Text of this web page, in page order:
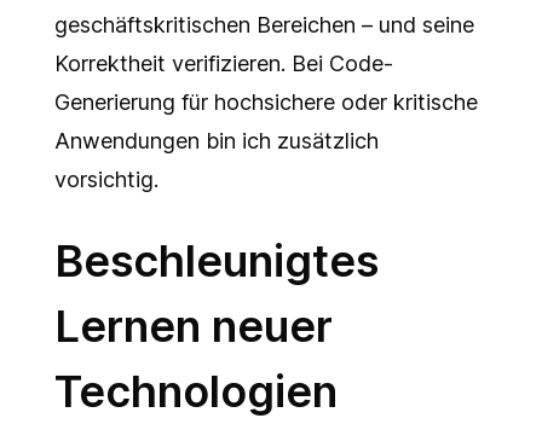
geschäftskritischen Bereichen – und seine
Korrektheit verifizieren. Bei Code-
Generierung für hochsichere oder kritische
Anwendungen bin ich zusätzlich
vorsichtig.
Beschleunigtes
Lernen neuer
Technologien